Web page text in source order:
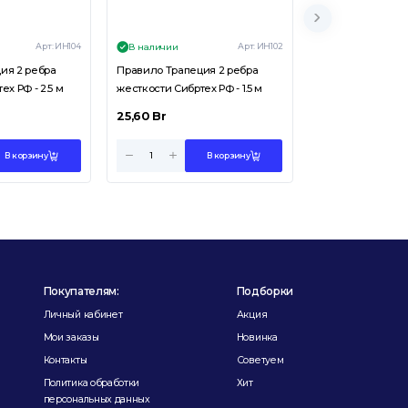
Арт:ИН104
2 ребра
РФ - 2.5 м
В корзину
В наличии Арт: ИН102
Правило Трапеция 2 ребра
жесткости Сибртех РФ - 1.5 м
25,60 Br
В корзину
Покупателям:
Личный кабинет
Мои заказы
Контакты
Политика обработки
персональных данных
Подборки
Акция
Новинка
Советуем
Хит